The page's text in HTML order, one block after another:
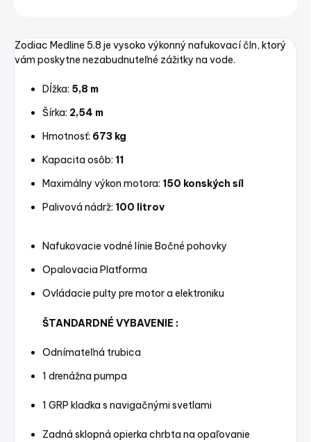
Zodiac Medline 5.8 je vysoko výkonný nafukovací čln, ktorý
vám poskytne nezabudnuteľné zážitky na vode.
Dĺžka: 5,8 m
Šírka: 2,54 m
Hmotnosť: 673 kg
Kapacita osôb: 11
Maximálny výkon motora: 150 konských síl
Palivová nádrž: 100 litrov
Nafukovacie vodné línie Bočné pohovky
Opalovacia Platforma
Ovládacie pulty pre motor a elektroniku
ŠTANDARDNÉ VYBAVENIE :
Odnímateľná trubica
1 drenážna pumpa
1 GRP kladka s navigačnými svetlami
Zadná sklopná opierka chrbta na opaľovanie